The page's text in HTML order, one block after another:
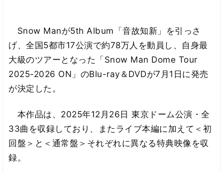
Snow Manが5th Album「音故知新」を引っさ
げ、全国5都市17公演で約78万人を動員し、自身最
大級のツアーとなった「Snow Man Dome Tour
2025-2026 ON」のBlu-ray＆DVDが7月1日に発売
が決定した。
本作品は、2025年12月26日 東京ドーム公演・全
33曲を収録しており、またライブ本編に加えて＜初
回盤＞と＜通常盤＞それぞれに異なる特典映像を収
録。